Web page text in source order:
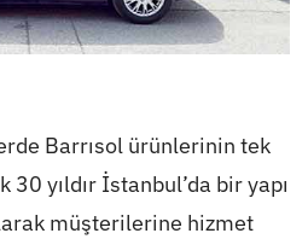
Barrısol ürünlerinin tek
yıldır İstanbul’da bir yapı
müşterilerine hizmet